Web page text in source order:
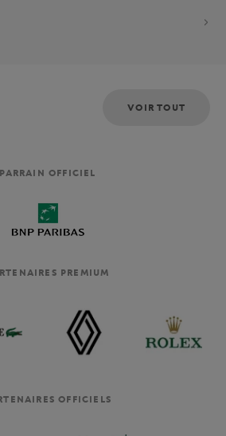
VOIR TOUT
PARRAIN OFFICIEL
PREMIUM
OFFICIELS